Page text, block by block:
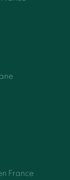
France